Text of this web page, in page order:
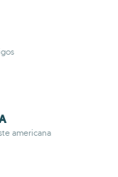
americana